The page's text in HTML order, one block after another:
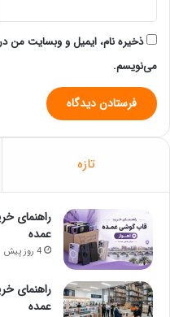
ذخیره نام، ایمیل و وبسایت من
می‌نویسم.
تازه
راهنمای
عمده
4 روز پیش
راهنمای
عمده